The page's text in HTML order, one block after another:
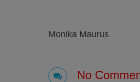
Monika Maurus
No